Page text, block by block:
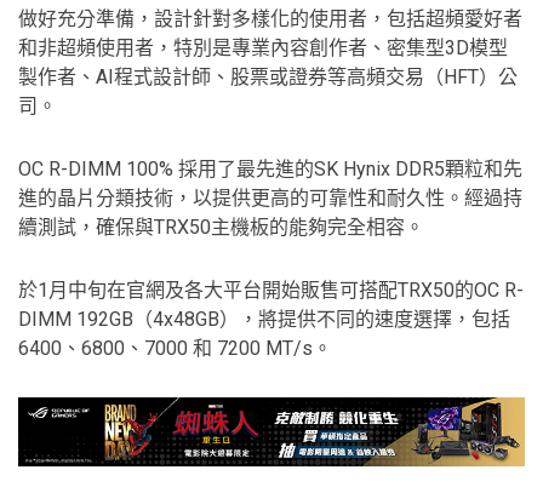
做好充分準備，設計針對多樣化的使用者，包括超頻愛好者
和非超頻使用者，特別是專業內容創作者、密集型3D模型
製作者、AI程式設計師、股票或證券等高頻交易（HFT）公
司。
OC R-DIMM 100% 採用了最先進的SK Hynix DDR5顆粒和先
進的晶片分類技術，以提供更高的可靠性和耐久性。經過持
續測試，確保與TRX50主機板的能夠完全相容。
於1月中旬在官網及各大平台開始販售可搭配TRX50的OC R-
DIMM 192GB（4x48GB），將提供不同的速度選擇，包括
6400、6800、7000 和 7200 MT/s。